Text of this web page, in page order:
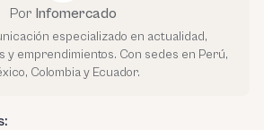
Por Infomercado
especializado en actualidad,
y emprendimientos. Con sedes en Perú,
Colombia y Ecuador.